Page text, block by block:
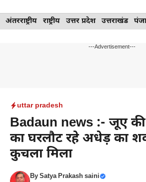
Skip
to
अंतरराष्ट्रीय राष्ट्रीय उत्तर प्रदेश उत्तराखंड
---Advertisement---
uttar pradesh
Badaun news :- जूए की
का घरलौट रहे अधेड़ का
कुचला मिला
BySatya Prakash saini